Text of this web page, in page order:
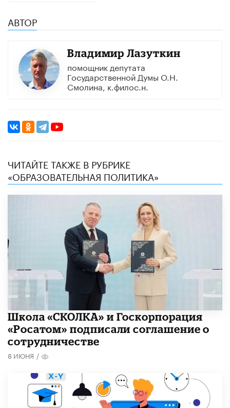
АВТОР
Владимир Лазуткин
помощник депутата
Государственной Думы О.Н.
Смолина, к.филос.н.
ЧИТАЙТЕ ТАКЖЕ В РУБРИКЕ
«ОБРАЗОВАТЕЛЬНАЯ ПОЛИТИКА»
Школа «СКОЛКА» и Госкорпорация
«Росатом» подписали соглашение о
сотрудничестве
8 ИЮНЯ /